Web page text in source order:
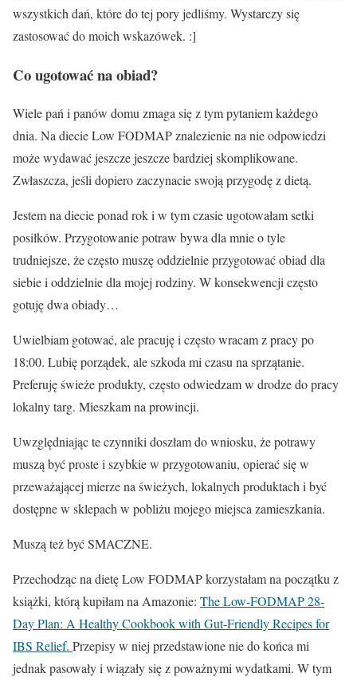
wszystkich dań, które do tej pory jedliśmy. Wystarczy się
zastosować do moich wskazówek. :]
Co ugotować na obiad?
Wiele pań i panów domu zmaga się z tym pytaniem każdego
dnia. Na diecie Low FODMAP znalezienie na nie odpowiedzi
może wydawać jeszcze jeszcze bardziej skomplikowane.
Zwłaszcza, jeśli dopiero zaczynacie swoją przygodę z dietą.
Jestem na diecie ponad rok i w tym czasie ugotowałam setki
posiłków. Przygotowanie potraw bywa dla mnie o tyle
trudniejsze, że często muszę oddzielnie przygotować obiad dla
siebie i oddzielnie dla mojej rodziny. W konsekwencji często
gotuję dwa obiady…
Uwielbiam gotować, ale pracuję i często wracam z pracy po
18:00. Lubię porządek, ale szkoda mi czasu na sprzątanie.
Preferuję świeże produkty, często odwiedzam w drodze do pracy
lokalny targ. Mieszkam na prowincji.
Uwzględniając te czynniki doszłam do wniosku, że potrawy
muszą być proste i szybkie w przygotowaniu, opierać się w
przeważającej mierze na świeżych, lokalnych produktach i być
dostępne w sklepach w pobliżu mojego miejsca zamieszkania.
Muszą też być SMACZNE.
Przechodząc na dietę Low FODMAP korzystałam na początku z
książki, którą kupiłam na Amazonie: The Low-FODMAP 28-
Day Plan: A Healthy Cookbook with Gut-Friendly Recipes for
IBS Relief. Przepisy w niej przedstawione nie do końca mi
jednak pasowały i wiązały się z poważnymi wydatkami. W tym